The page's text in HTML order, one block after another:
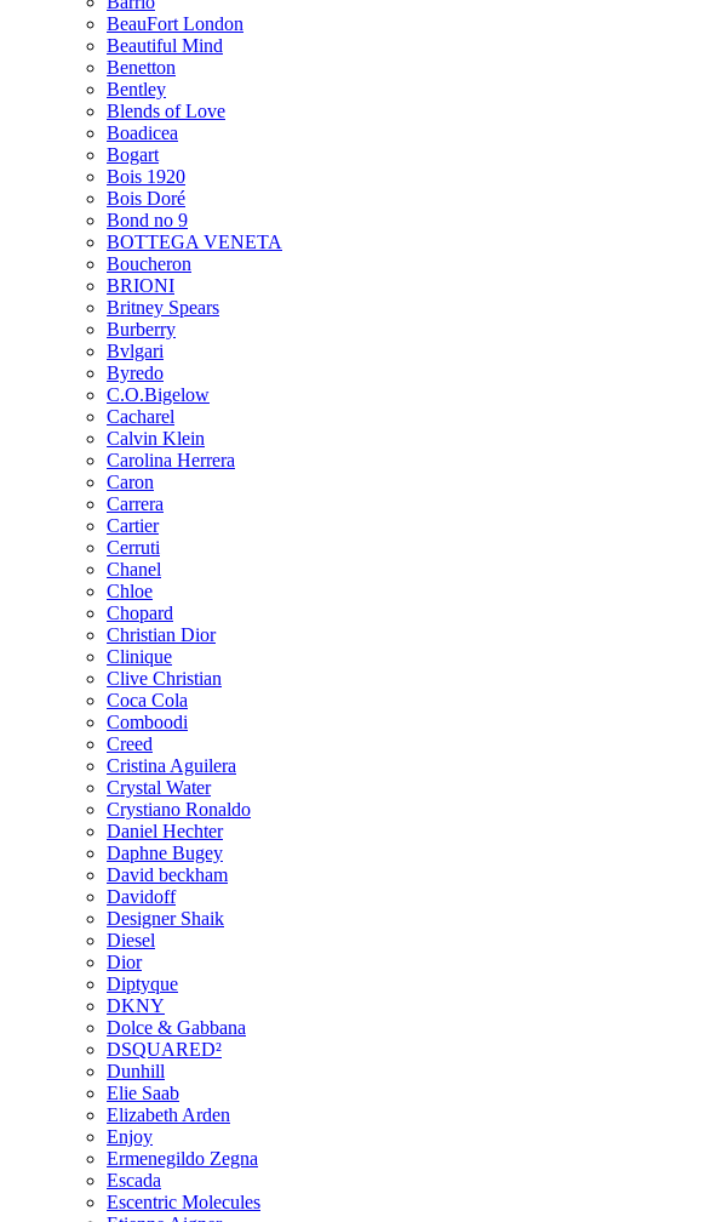
BeauFort London
Beautiful Mind
Benetton
Bentley
Blends of Love
Boadicea
Bogart
Bois 1920
Bois Doré
Bond no 9
BOTTEGA VENETA
Boucheron
BRIONI
Britney Spears
Burberry
Bvlgari
Byredo
C.O.Bigelow
Cacharel
Calvin Klein
Carolina Herrera
Caron
Carrera
Cartier
Cerruti
Chanel
Chloe
Chopard
Christian Dior
Clinique
Clive Christian
Coca Cola
Comboodi
Creed
Cristina Aguilera
Crystal Water
Crystiano Ronaldo
Daniel Hechter
Daphne Bugey
David beckham
Davidoff
Designer Shaik
Diesel
Dior
Diptyque
DKNY
Dolce & Gabbana
DSQUARED²
Dunhill
Elie Saab
Elizabeth Arden
Enjoy
Ermenegildo Zegna
Escada
Escentric Molecules